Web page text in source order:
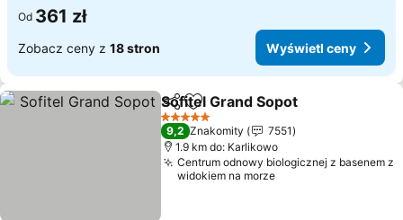
Od 361 zł
Zobacz ceny z 18 stron Wyświetl ceny
Udostępnij
Dodaj do ulubionych
Sofitel Grand Sopot
5 Kategoria
9,2 Znakomity
7551
1.9 km do: Karlikowo
Centrum odnowy biologicznej z basenem z
widokiem na morze